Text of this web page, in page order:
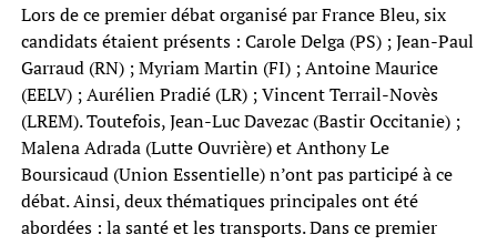
Lors de ce premier débat organisé par France Bleu, six
candidats étaient présents : Carole Delga (PS) ; Jean-Paul
Garraud (RN) ; Myriam Martin (FI) ; Antoine Maurice
(EELV) ; Aurélien Pradié (LR) ; Vincent Terrail-Novès
(LREM). Toutefois, Jean-Luc Davezac (Bastir Occitanie) ;
Malena Adrada (Lutte Ouvrière) et Anthony Le
Boursicaud (Union Essentielle) n’ont pas participé à ce
débat. Ainsi, deux thématiques principales ont été
abordées : la santé et les transports. Dans ce premier